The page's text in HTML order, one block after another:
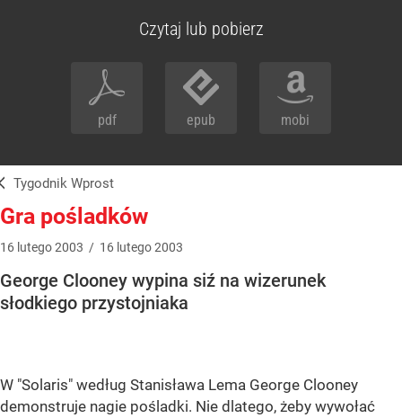
Czytaj lub pobierz
pdf epub mobi
Tygodnik Wprost
Gra pośladków
16 lutego2003 / 16 lutego2003
George Clooney wypina siź na wizerunek
słodkiego przystojniaka
W "Solaris" według Stanisława Lema George Clooney
demonstruje nagie pośladki. Nie dlatego, żeby wywołać